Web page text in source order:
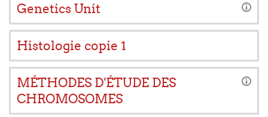
Genetics Unit
Histologie copie 1
MÉTHODES D'ÉTUDE DES
CHROMOSOMES